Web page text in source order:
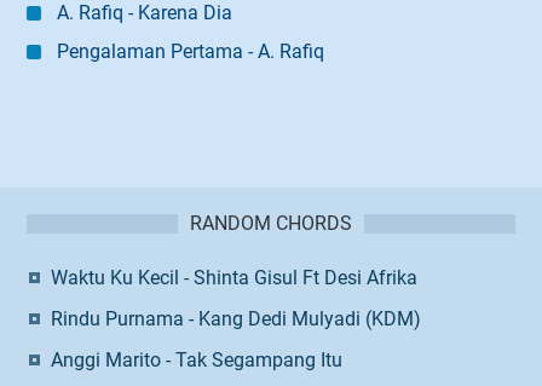
A. Rafiq - Karena Dia
Pengalaman Pertama - A. Rafiq
RANDOM CHORDS
Waktu Ku Kecil - Shinta Gisul Ft Desi Afrika
Rindu Purnama - Kang Dedi Mulyadi (KDM)
Anggi Marito - Tak Segampang Itu